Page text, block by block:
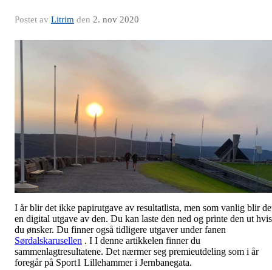
Postet av Litrim den 2. nov 2020
I år blir det ikke papirutgave av resultatlista, men som vanlig blir
en digital utgave av den. Du kan laste den ned og printe den ut hvis
du ønsker. Du finner også tidligere utgaver under fanen
Sørdalskarusellen . I I denne artikkelen finner du
sammenlagtresultatene. Det nærmer seg premieutdeling som i år
foregår på Sport1 Lillehammer i Jernbanegata.